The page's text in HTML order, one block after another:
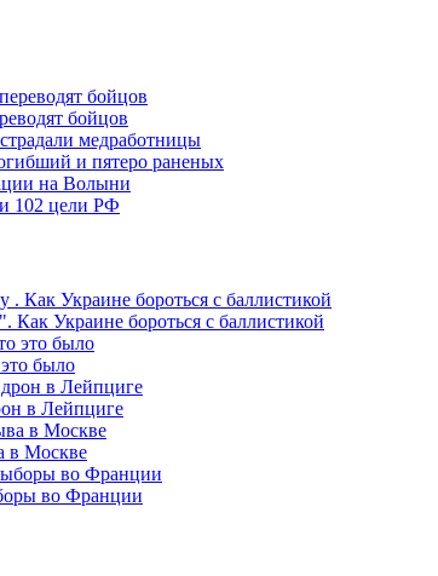
бойцов
медработницы
и пятеро раненых
на Волыни
102 цели РФ
Как Украине бороться с баллистикой
было
в Лейпциге
в Москве
во Франции